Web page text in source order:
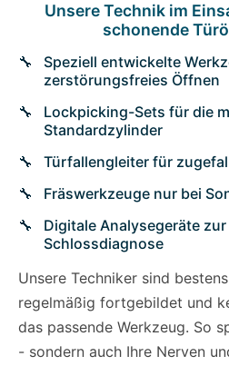
Unsere Technik im
schonende
Speziell entwickelte
zerstörungsfreies Öffnen
Lockpicking-Sets für die
Standardzylinder
Türfallengleiter für
Fräswerkzeuge nur bei
Digitale Analysegeräte
Schlossdiagnose
Unsere Techniker sind
regelmäßig fortgebildet und
das passende Werkzeug. So
- sondern auch Ihre Nerven